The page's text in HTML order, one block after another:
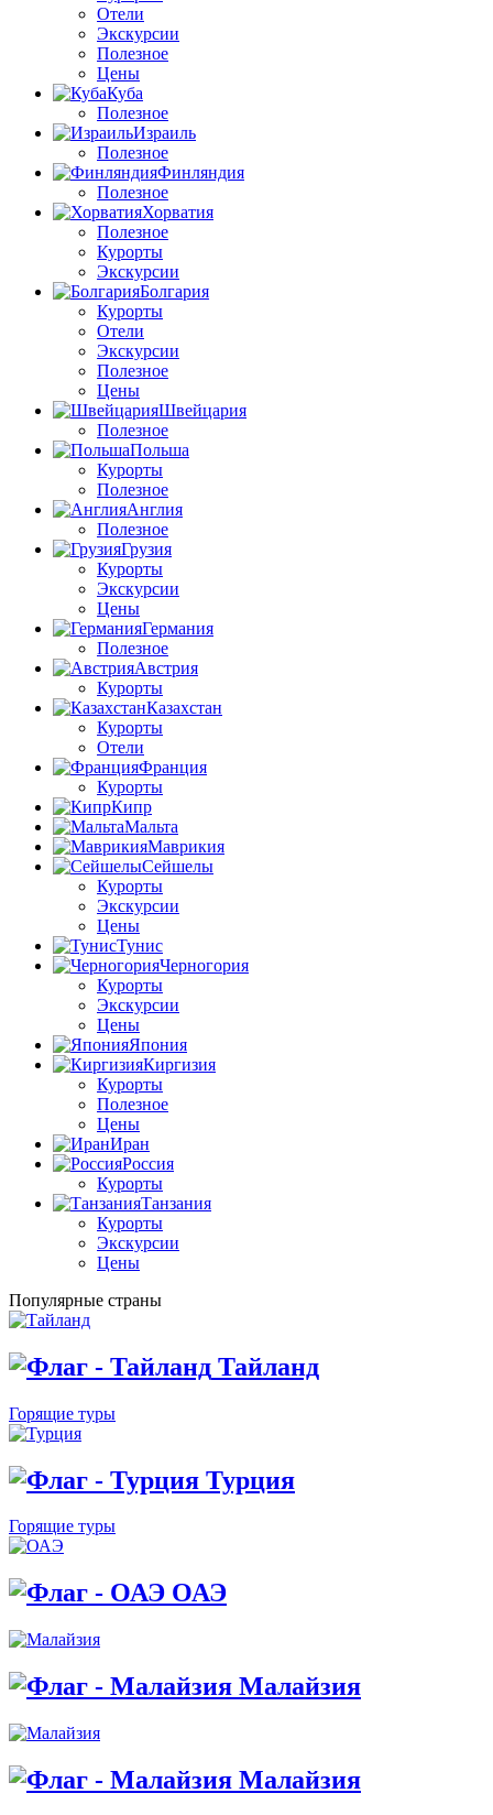
Отели
Экскурсии
Полезное
Цены
Куба
Полезное
Израиль
Полезное
Финляндия
Полезное
Хорватия
Полезное
Курорты
Экскурсии
Болгария
Курорты
Отели
Экскурсии
Полезное
Цены
Швейцария
Полезное
Польша
Курорты
Полезное
Англия
Полезное
Грузия
Курорты
Экскурсии
Цены
Германия
Полезное
Австрия
Курорты
Казахстан
Курорты
Отели
Франция
Курорты
Кипр
Мальта
Маврикия
Сейшелы
Курорты
Экскурсии
Цены
Тунис
Черногория
Курорты
Экскурсии
Цены
Япония
Киргизия
Курорты
Полезное
Цены
Иран
Россия
Курорты
Танзания
Курорты
Экскурсии
Цены
Популярные страны
Тайланд
Горящие туры
Турция
Горящие туры
ОАЭ
Малайзия
Малайзия